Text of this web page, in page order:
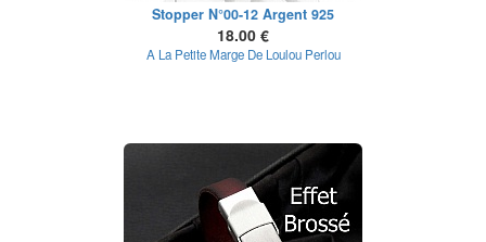
Stopper N°00-12 Argent 925
18.00 €
A La Petite Marge De Loulou Perlou